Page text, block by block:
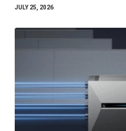
JULY 25, 2026